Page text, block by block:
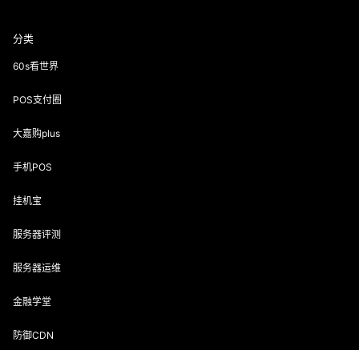
分类
60s看世界
POS支付圈
大嘉购plus
手机POS
挂机宝
服务器评测
服务器运维
金融学堂
防御CDN